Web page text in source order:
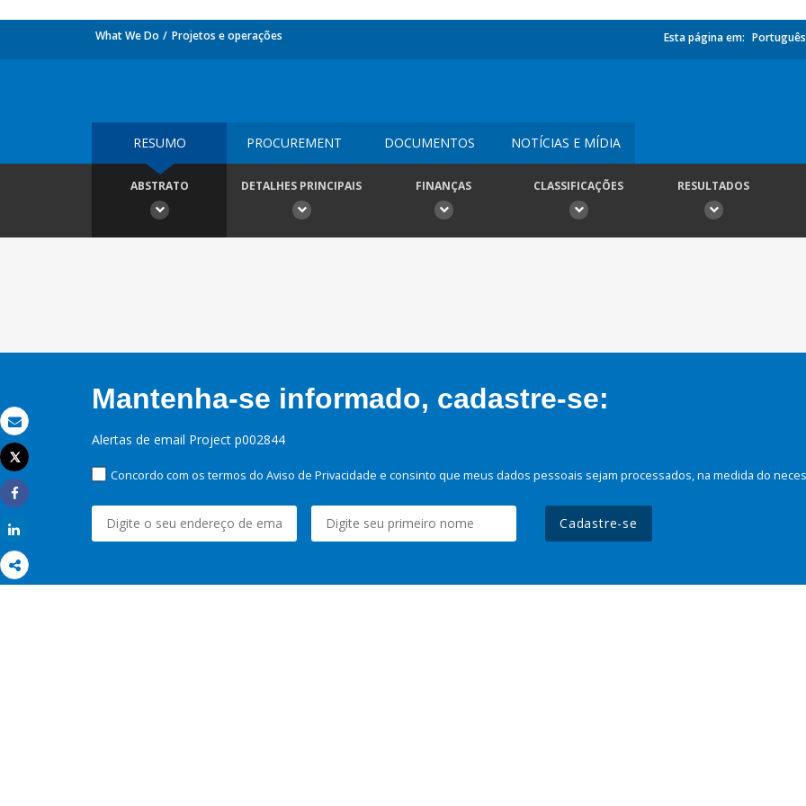
Email
Imprimir
Tweet
Share
What We Do Projetos e operações Esta página em: Português
RESUMO PROCUREMENT DOCUMENTOS NOTÍCIAS E MÍDIA
ABSTRATO DETALHES PRINCIPAIS FINANÇAS CLASSIFICAÇÕES RESULTADOS
Mantenha-se informado, cadastre-se:
Alertas de email Project p002844
Concordo com os termos do Aviso de Privacidade e consinto que meus dados pessoais sejam processados, na medida do
Cadastre-se